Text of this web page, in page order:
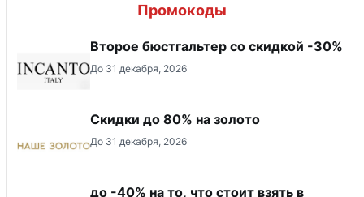
Промокоды
Второе бюстгальтер со скидкой -30%
До 31 декабря, 2026
Скидки до 80% на золото
До 31 декабря, 2026
до -40% на то, что стоит взять в